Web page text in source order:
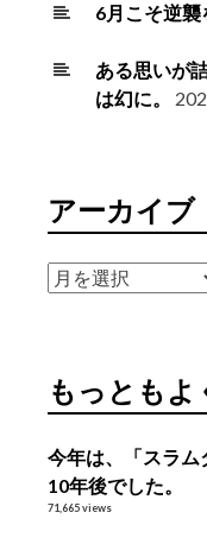
6月こそ逆襲
ある思いが
は幻に。
アーカイブ
ア
ブ
もっとも
今年は、「スラム
10年後でした。
71,665 views